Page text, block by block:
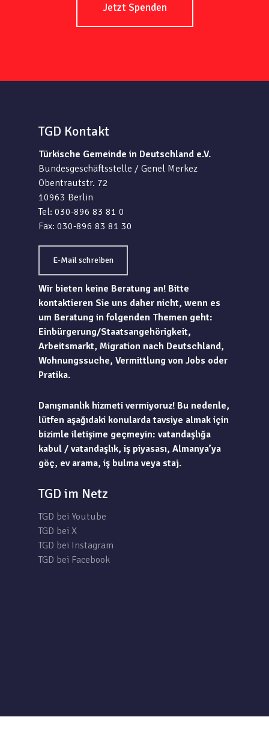
Jetzt Spenden
TGD Kontakt
Türkische Gemeinde in Deutschland e.V.
Bundesgeschäftsstelle / Genel Merkez
Obentrautstr. 72
10963 Berlin
Tel: 030-896 83 81 0
Fax: 030-896 83 81 30
E-Mail schreiben
Wir bieten keine Beratung an! Bitte
kontaktieren Sie uns daher nicht, wenn es
um Beratung in folgenden Themen geht:
Einbürgerung/Staatsangehörigkeit,
Arbeitsmarkt, Migration nach Deutschland,
Wohnungssuche, Vermittlung von Jobs oder
Pratika.
Danışmanlık hizmeti vermiyoruz! Bu nedenle,
lütfen aşağıdaki konularda tavsiye almak için
bizimle iletişime geçmeyin: vatandaşlığa
kabul / vatandaşlık, iş piyasası, Almanya’ya
göç, ev arama, iş bulma veya staj.
TGD im Netz
TGD bei Youtube
TGD bei X
TGD bei Instagram
TGD bei Facebook